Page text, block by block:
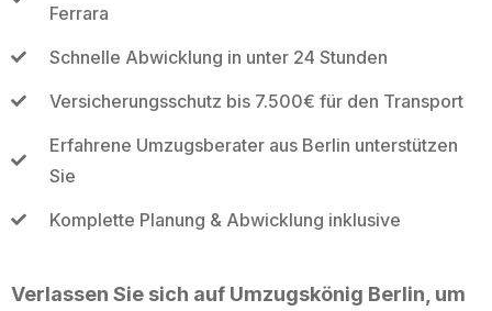
Ferrara
Schnelle Abwicklung in unter 24 Stunden
Versicherungsschutz bis 7.500€ für den Transport
Erfahrene Umzugsberater aus Berlin unterstützen
Sie
Komplette Planung & Abwicklung inklusive
Verlassen Sie sich auf Umzugskönig Berlin, um